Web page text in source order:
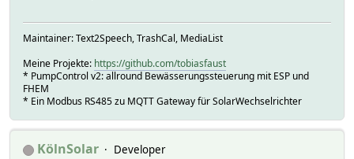
Maintainer: Text2Speech, TrashCal, MediaList
Meine Projekte: https://github.com/tobiasfaust
* PumpControl v2: allround Bewässerungssteuerung mit ESP und
FHEM
* Ein Modbus RS485 zu MQTT Gateway für SolarWechselrichter
KölnSolar
Developer